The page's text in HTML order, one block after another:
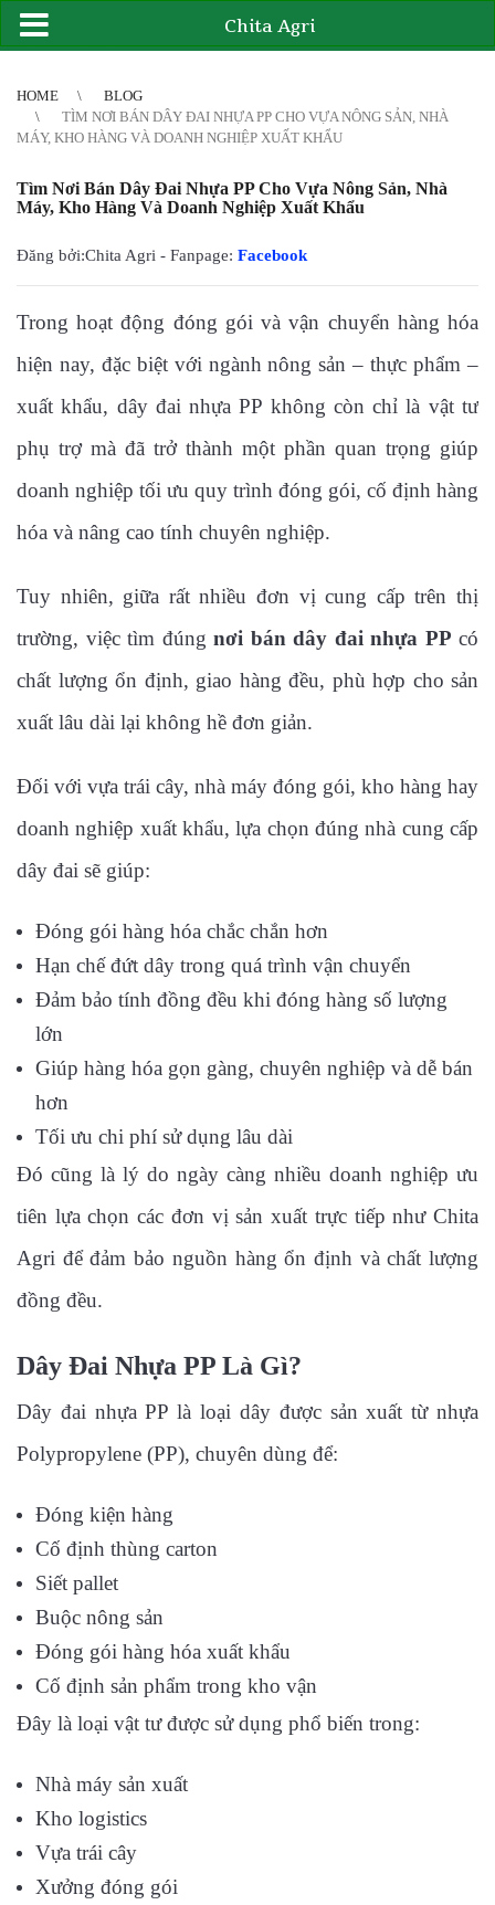
HOME
BLOG
TÌM NƠI BÁN DÂY ĐAI NHỰA PP CHO VỰA NÔNG SẢN, NHÀ
MÁY, KHO HÀNG VÀ DOANH NGHIỆP XUẤT KHẨU
Tìm Nơi Bán Dây Đai Nhựa PP Cho Vựa Nông Sản, Nhà
Máy, Kho Hàng Và Doanh Nghiệp Xuất Khẩu
Đăng bởi:Chita Agri - Fanpage: Facebook
Trong hoạt động đóng gói và vận chuyển hàng hóa
hiện nay, đặc biệt với ngành nông sản – thực phẩm –
xuất khẩu, dây đai nhựa PP không còn chỉ là vật tư
phụ trợ mà đã trở thành một phần quan trọng giúp
doanh nghiệp tối ưu quy trình đóng gói, cố định hàng
hóa và nâng cao tính chuyên nghiệp.
Tuy nhiên, giữa rất nhiều đơn vị cung cấp trên thị
trường, việc tìm đúng nơi bán dây đai nhựa PP có
chất lượng ổn định, giao hàng đều, phù hợp cho sản
xuất lâu dài lại không hề đơn giản.
Đối với vựa trái cây, nhà máy đóng gói, kho hàng hay
doanh nghiệp xuất khẩu, lựa chọn đúng nhà cung cấp
dây đai sẽ giúp:
Đóng gói hàng hóa chắc chắn hơn
Hạn chế đứt dây trong quá trình vận chuyển
Đảm bảo tính đồng đều khi đóng hàng số lượng
lớn
Giúp hàng hóa gọn gàng, chuyên nghiệp và dễ bán
hơn
Tối ưu chi phí sử dụng lâu dài
Đó cũng là lý do ngày càng nhiều doanh nghiệp ưu
tiên lựa chọn các đơn vị sản xuất trực tiếp như Chita
Agri để đảm bảo nguồn hàng ổn định và chất lượng
đồng đều.
Dây Đai Nhựa PP Là Gì?
Dây đai nhựa PP là loại dây được sản xuất từ nhựa
Polypropylene (PP), chuyên dùng để:
Đóng kiện hàng
Cố định thùng carton
Siết pallet
Buộc nông sản
Đóng gói hàng hóa xuất khẩu
Cố định sản phẩm trong kho vận
Đây là loại vật tư được sử dụng phổ biến trong:
Nhà máy sản xuất
Kho logistics
Vựa trái cây
Xưởng đóng gói
Chita Agri